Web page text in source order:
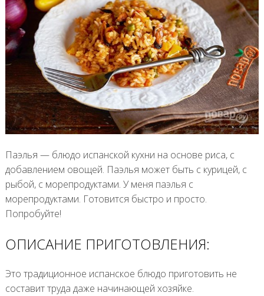
Паэлья — блюдо испанской кухни на основе риса, с
добавлением овощей. Паэлья может быть с курицей, с
рыбой, с морепродуктами. У меня паэлья с
морепродуктами. Готовится быстро и просто.
Попробуйте!
ОПИСАНИЕ ПРИГОТОВЛЕНИЯ:
Это традиционное испанское блюдо приготовить не
составит труда даже начинающей хозяйке.